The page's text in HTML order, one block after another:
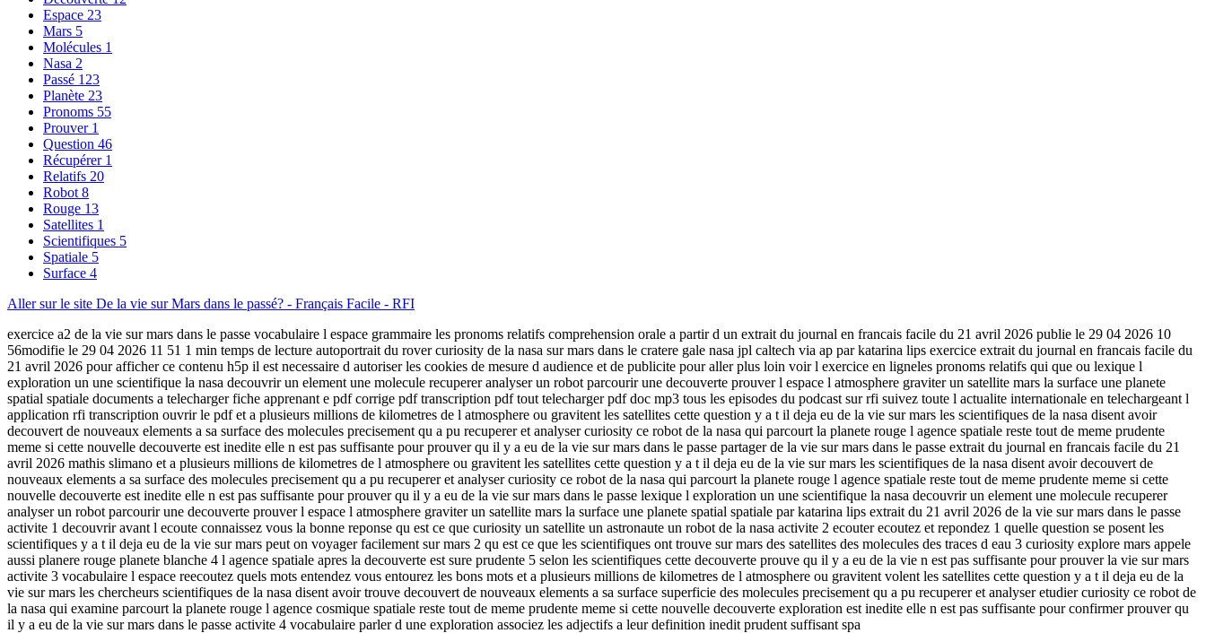
Espace 23
Mars 5
Molécules 1
Nasa 2
Passé 123
Planète 23
Pronoms 55
Prouver 1
Question 46
Récupérer 1
Relatifs 20
Robot 8
Rouge 13
Satellites 1
Scientifiques 5
Spatiale 5
Surface 4
Aller sur le site De la vie sur Mars dans le passé? - Français Facile - RFI
exercice a2 de la vie sur mars dans le passe vocabulaire l espace grammaire les pronoms relatifs comprehension orale a partir d un extrait du journal en francais facile du 21 avril 2026 publie le 29 04 2026 10
56modifie le 29 04 2026 11 51 1 min temps de lecture autoportrait du rover curiosity de la nasa sur mars dans le cratere gale nasa jpl caltech via ap par katarina lips exercice extrait du journal en francais facile du
21 avril 2026 pour afficher ce contenu h5p il est necessaire d autoriser les cookies de mesure d audience et de publicite pour aller plus loin voir l exercice en ligneles pronoms relatifs qui que ou lexique l
exploration un une scientifique la nasa decouvrir un element une molecule recuperer analyser un robot parcourir une decouverte prouver l espace l atmosphere graviter un satellite mars la surface une planete
spatial spatiale documents a telecharger fiche apprenant e pdf corrige pdf transcription pdf tout telecharger pdf doc mp3 tous les episodes du podcast sur rfi suivez toute l actualite internationale en telechargeant l
application rfi transcription ouvrir le pdf et a plusieurs millions de kilometres de l atmosphere ou gravitent les satellites cette question y a t il deja eu de la vie sur mars les scientifiques de la nasa disent avoir
decouvert de nouveaux elements a sa surface des molecules precisement qu a pu recuperer et analyser curiosity ce robot de la nasa qui parcourt la planete rouge l agence spatiale reste tout de meme prudente
meme si cette nouvelle decouverte est inedite elle n est pas suffisante pour prouver qu il y a eu de la vie sur mars dans le passe partager de la vie sur mars dans le passe extrait du journal en francais facile du 21
avril 2026 mathis slimano et a plusieurs millions de kilometres de l atmosphere ou gravitent les satellites cette question y a t il deja eu de la vie sur mars les scientifiques de la nasa disent avoir decouvert de
nouveaux elements a sa surface des molecules precisement qu a pu recuperer et analyser curiosity ce robot de la nasa qui parcourt la planete rouge l agence spatiale reste tout de meme prudente meme si cette
nouvelle decouverte est inedite elle n est pas suffisante pour prouver qu il y a eu de la vie sur mars dans le passe lexique l exploration un une scientifique la nasa decouvrir un element une molecule recuperer
analyser un robot parcourir une decouverte prouver l espace l atmosphere graviter un satellite mars la surface une planete spatial spatiale par katarina lips extrait du 21 avril 2026 de la vie sur mars dans le passe
activite 1 decouvrir avant l ecoute connaissez vous la bonne reponse qu est ce que curiosity un satellite un astronaute un robot de la nasa activite 2 ecouter ecoutez et repondez 1 quelle question se posent les
scientifiques y a t il deja eu de la vie sur mars peut on voyager facilement sur mars 2 qu est ce que les scientifiques ont trouve sur mars des satellites des molecules des traces d eau 3 curiosity explore mars appele
aussi planere rouge planete blanche 4 l agence spatiale apres la decouverte est sure prudente 5 selon les scientifiques cette decouverte prouve qu il y a eu de la vie n est pas suffisante pour prouver la vie sur mars
activite 3 vocabulaire l espace reecoutez quels mots entendez vous entourez les bons mots et a plusieurs millions de kilometres de l atmosphere ou gravitent volent les satellites cette question y a t il deja eu de la
vie sur mars les chercheurs scientifiques de la nasa disent avoir trouve decouvert de nouveaux elements a sa surface superficie des molecules precisement qu a pu recuperer et analyser etudier curiosity ce robot de
la nasa qui examine parcourt la planete rouge l agence cosmique spatiale reste tout de meme prudente meme si cette nouvelle decouverte exploration est inedite elle n est pas suffisante pour confirmer prouver qu
il y a eu de la vie sur mars dans le passe activite 4 vocabulaire parler d une exploration associez les adjectifs a leur definition inedit prudent suffisant spa